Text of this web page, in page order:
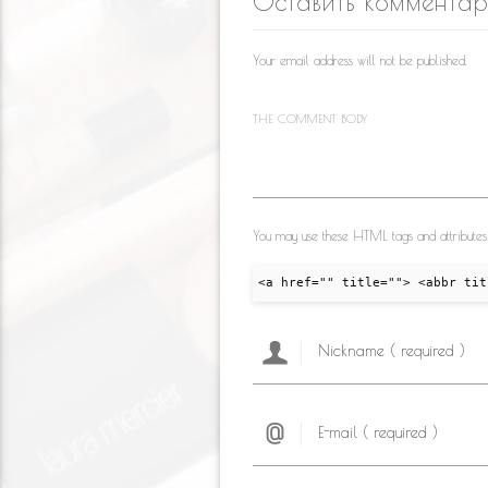
as
s
ki
o
k
m
Your email address will not be published.
THE COMMENT BODY
You may use these HTML tags and attributes:
<a href="" title=""> <abbr